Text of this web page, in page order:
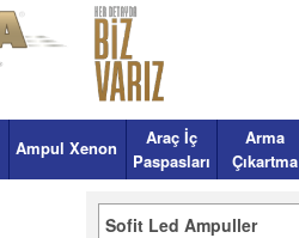
Ampul Xenon
Araç İç
Paspasları
Arma
Çıkartma
Sofit Led Ampuller